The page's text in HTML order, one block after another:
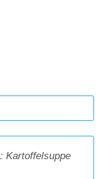
Kartoffelsuppe